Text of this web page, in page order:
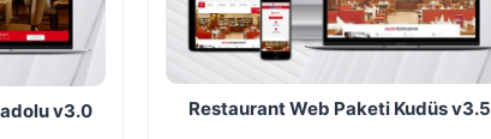
v3.0 Restaurant Web Paketi Kudüs v3.5